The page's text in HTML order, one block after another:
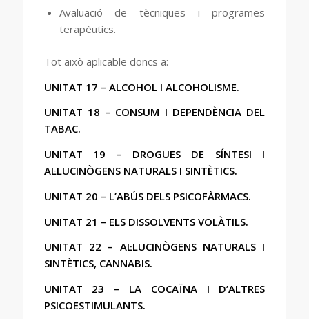
Avaluació de tècniques i programes
terapèutics.
Tot això aplicable doncs a:
UNITAT 17 – ALCOHOL I ALCOHOLISME.
UNITAT 18 – CONSUM I DEPENDÈNCIA DEL
TABAC.
UNITAT 19 – DROGUES DE SÍNTESI I
AL·LUCINÒGENS NATURALS I SINTÈTICS.
UNITAT 20 – L’ABÚS DELS PSICOFÀRMACS.
UNITAT 21 – ELS DISSOLVENTS VOLÀTILS.
UNITAT 22 – AL·LUCINÒGENS NATURALS I
SINTÈTICS, CANNABIS.
UNITAT 23 – LA COCAÏNA I D’ALTRES
PSICOESTIMULANTS.